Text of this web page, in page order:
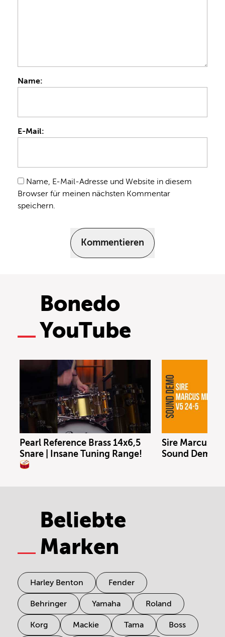
Name:
E-Mail:
Name, E-Mail-Adresse und Website in diesem
Browser für meinen nächsten Kommentar
speichern.
Kommentieren
Bonedo
YouTube
Pearl Reference Brass 14x6,5
Snare | Insane Tuning Range!
Sire Marcus
Sound Demo
Beliebte
Marken
Harley Benton Fender
Behringer Yamaha Roland
Korg Mackie Tama Boss